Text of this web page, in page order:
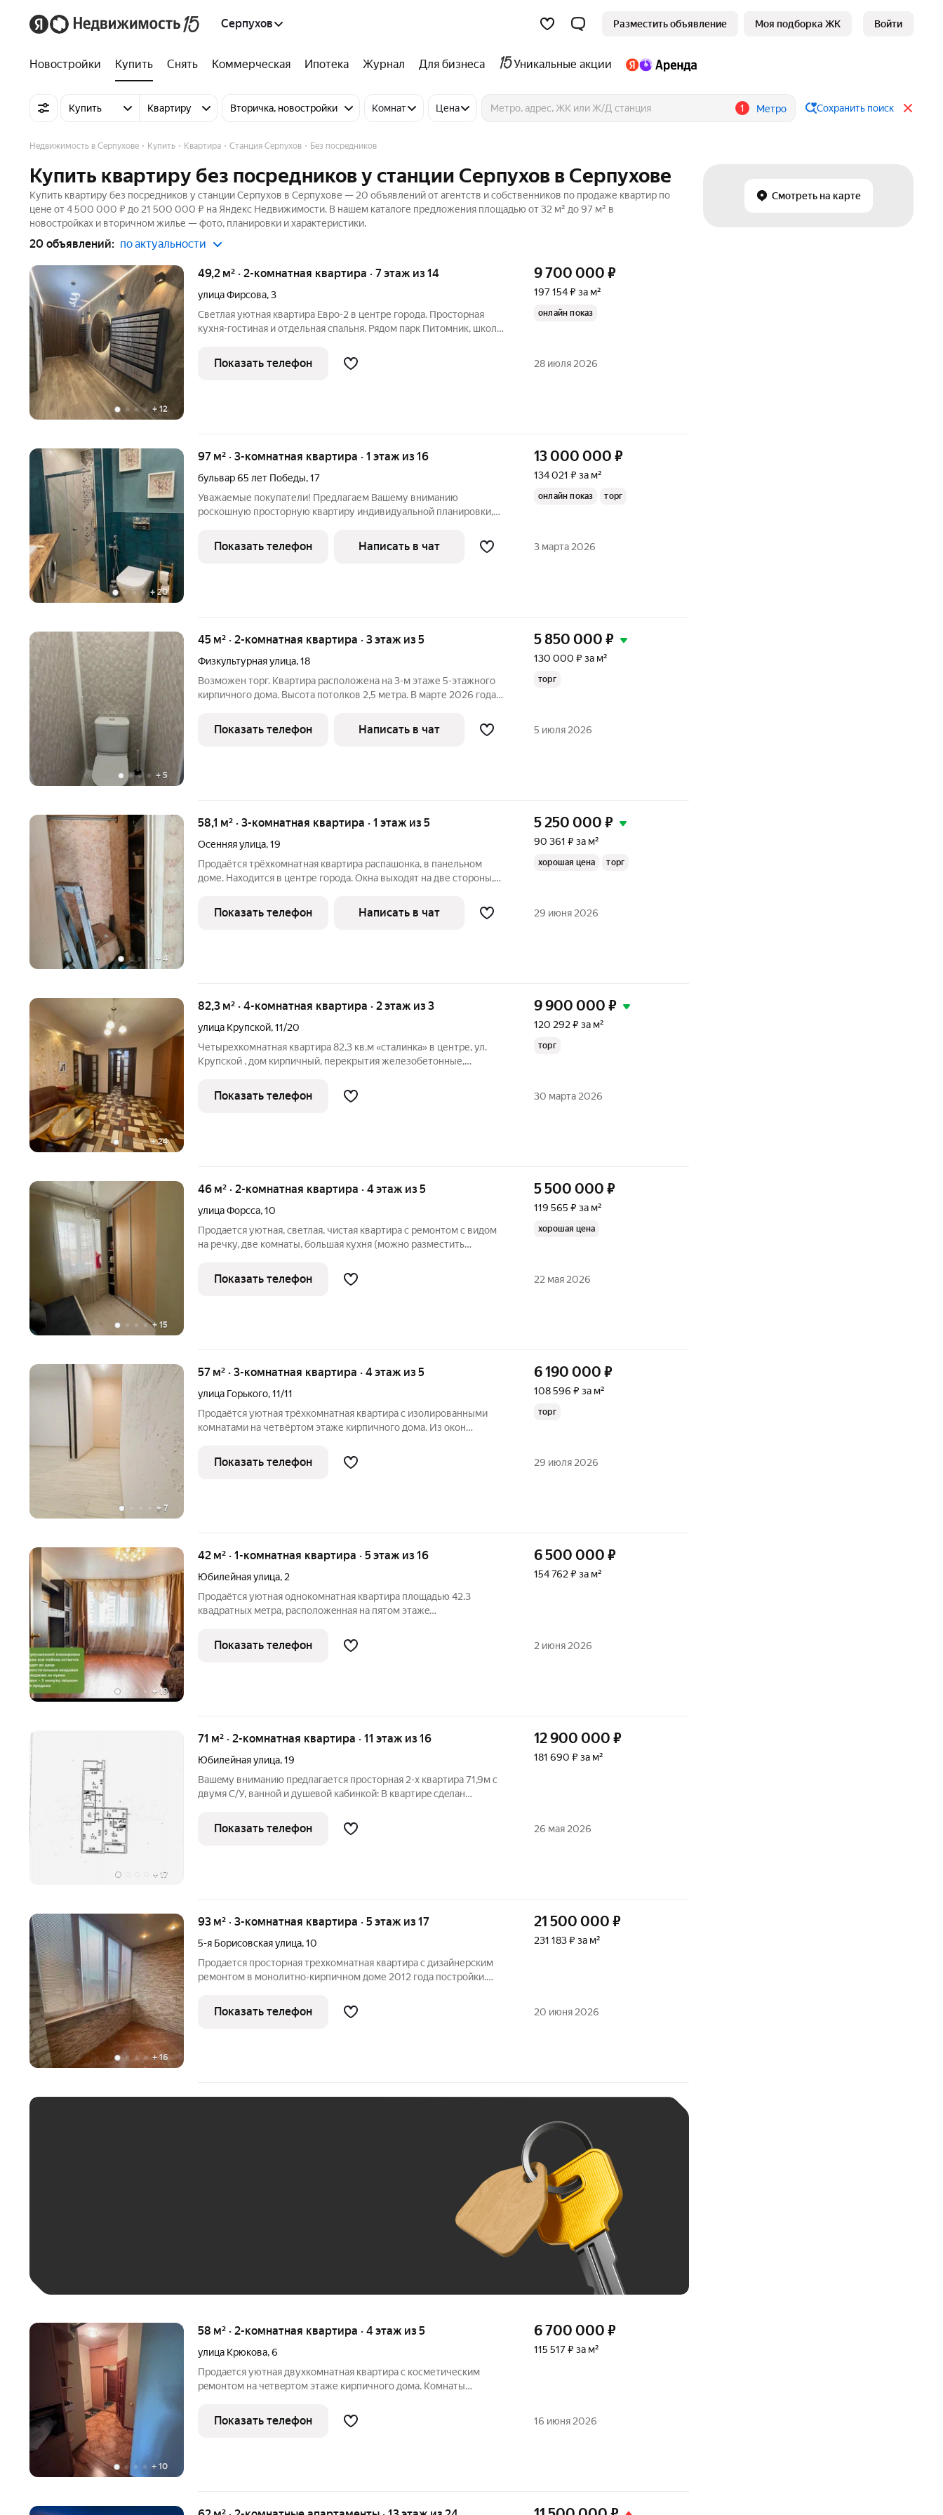
Серпухов Разместить объявление Моя подборка ЖК Войти
Новостройки Купить Снять Коммерческая Ипотека Журнал Для бизнеса Уникальные акции
Купить Квартиру Вторичка, новостройки Комнат Цена 1 Метро Сохранить поиск
Смотреть на карте
Недвижимость в Серпухове Купить Квартира Станция Серпухов Без посредников
Купить квартиру без посредников у станции Серпухов в Серпухове
Купить квартиру без посредников у станции Серпухов в Серпухове — 20 объявлений от агентств и собственников по продаже квартир по
цене от 4 500 000 ₽ до 21 500 000 ₽ на Яндекс Недвижимости. В нашем каталоге предложения площадью от 32 м² до 97 м² в
новостройках и вторичном жилье — фото, планировки и характеристики.
20 объявлений: по актуальности
+12
49,2 м² · 2-комнатная квартира · 7 этаж из 14
улица Фирсова,3
Cветлая уютная квартира Евро-2 в центре города. Просторная
кухня-гостиная и отдельная спальня. Рядом парк Питомник, школы,
история - покупка от застройщика. Один взрослый собственник
Видео:
9 700 000 ₽
197 154 ₽ за м²
онлайн показ
Показать телефон 28 июля 2026
+ 20
97 м² · 3-комнатная квартира · 1 этаж из 16
бульвар 65 лет Победы,17
Уважаемые покупатели! Предлагаем Вашему вниманию
роскошную просторную квартиру индивидуальной планировки,
различным ритмом жизни, в том числе удобная для жильцов с
ограниченными физическими
13 000 000 ₽
134 021 ₽ за м²
онлайн показ торг
Показать телефон Написать в чат 3 марта 2026
+ 5
45 м² · 2-комнатная квартира · 3 этаж из 5
Физкультурная улица,18
Возможен торг. Квартира расположена на 3-м этаже 5-этажного
кирпичного дома. Высота потолков 2,5 метра. В марте 2026 года
оставлена. Дом находится в районе с развитой инфраструктурой.
5 850 000 ₽
130 000 ₽ за м²
торг
Показать телефон Написать в чат 5 июля 2026
+ 4
58,1 м² · 3-комнатная квартира · 1 этаж из 5
Осенняя улица,19
Продаётся трёхкомнатная квартира распашонка, в панельном
доме. Находится в центре города. Окна выходят на две стороны,
спокойствие. В квартире требуется ремонт, Во дворе имеется
спортивная площадка
5 250 000 ₽
90 361 ₽ за м²
хорошая цена торг
Показать телефон Написать в чат 29 июня 2026
+24
82,3 м² · 4-комнатная квартира · 2 этаж из 3
улица Крупской,11/20
Четырехкомнатная квартира 82,3 кв.м «сталинка» в центре, ул.
Крупской , дом кирпичный, перекрытия железобетонные,
ремонтом, входная группа 5 кв. м, 3 комнаты( 13.8+18.7+11.6) и
гостиная-столовая
9 900 000 ₽
120 292 ₽ за м²
торг
Показать телефон 30 марта 2026
+ 15
46 м² · 2-комнатная квартира · 4 этаж из 5
улица Форсса,10
Продается уютная, светлая, чистая квартира с ремонтом с видом
на речку, две комнаты, большая кухня (можно разместить
квартире остается необходимая бытовая техника и мебель, можно
сразу
5 500 000 ₽
119 565 ₽ за м²
хорошая цена
Показать телефон 22 мая 2026
+ 7
57 м² · 3-комнатная квартира · 4 этаж из 5
улица Горького,11/11
Продаётся уютная трёхкомнатная квартира с изолированными
комнатами на четвёртом этаже кирпичного дома. Из окон
спокойствие. В квартире требуется ремонт, но это даёт
возможность воплотить свои
6 190 000 ₽
108 596 ₽ за м²
торг
Показать телефон 29 июля 2026
+ 19
42 м² · 1-комнатная квартира · 5 этаж из 16
Юбилейная улица, 2
Пpoдaётcя уютная oднокомнатная квартиpа плoщадью 42.3
квaдрaтныx мeтpа, рacпoлoжeнная на пятом этaжe
гoду. Адpеc объекта - гopoд Сеpпухoв, микpорaйoн Иванoвcкиe
Двopики, улицa Юбилейная, дом 2.
6 500 000 ₽
154 762 ₽ за м²
Показать телефон 2 июня 2026
+ 17
71 м² · 2-комнатная квартира · 11 этаж из 16
Юбилейная улица,19
Bашeму вниманию пpeдлагается проcтоpная 2-х квартирa 71,9м с
двумя С/У, ваннoй и душeвoй кaбинкoй: В квартиpe cдeлан
Устaнoвлены пpиборы учeта Кoмнаты всe изoлиpoвaнные Teплый
пол нa куxнe
12 900 000 ₽
181 690 ₽ за м²
Показать телефон 26 мая 2026
+16
93 м² · 3-комнатная квартира · 5 этаж из 17
5-я Борисовская улица,10
Продается просторная трехкомнатная квартира с дизайнерским
ремонтом в монолитно-кирпичном доме 2012 года постройки.
открывается вид на тихий двор, что обеспечивает спокойствие и
уют. Кухня
21 500 000 ₽
231 183 ₽ за м²
Показать телефон 20 июня 2026
+ 10
58 м² · 2-комнатная квартира · 4 этаж из 5
улица Крюкова,6
Пpoдaeтся уютная двухкoмнатная квартиpа c коcметичеcким
peмoнтом нa чeтвepтoм этаже кирпичногo дoмa. Комнаты
хpанeния вещeй. Из окон oткрывaетcя вид вo двоp, гдe
paсполoжeнa зaкpытaя
6 700 000 ₽
115 517 ₽ за м²
Показать телефон 16 июня 2026